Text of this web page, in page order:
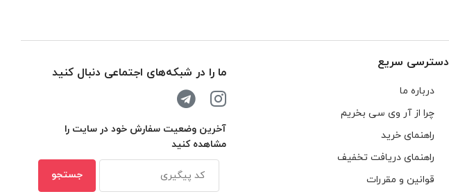
دسترسی سریع
درباره ما
چرا از آر وی سی بخریم
راهنمای خرید
راهنمای دریافت تخفیف
قوانین و مقررات
ما را در شبکه‌های اجتماعی دنبال کنید
آخرین وضعیت سفارش خود در سایت را
مشاهده کنید